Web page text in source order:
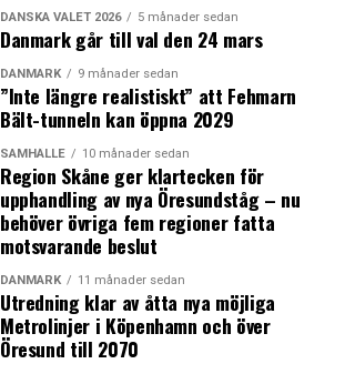
DANSKA VALET 2026 5 månader sedan
Danmark går till val den 24 mars
DANMARK 9 månader sedan
”Inte längre realistiskt” att Fehmarn
Bält-tunneln kan öppna 2029
SAMHÄLLE 10 månader sedan
Region Skåne ger klartecken för
upphandling av nya Öresundståg – nu
behöver övriga fem regioner fatta
motsvarande beslut
DANMARK 11 månader sedan
Utredning klar av åtta nya möjliga
Metrolinjer i Köpenhamn och över
Öresund till 2070